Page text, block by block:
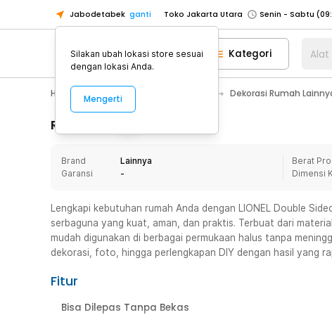
Jabodetabek ganti Toko Jakarta Utara
Toko Tangerang
Toko Cikupa
Pick n Go Jakarta Barat
Senin -
Pick n Go Bekasi
Senin - Jumat
Senin - Jumat
Senin - Sabtu
Senin - Sabtu
Toko Tangerang
Toko Cikupa
Pick n Go Jakarta Barat
Senin -
Senin - Jumat
Senin - Jumat
Kategori Alat
Home Appliance Dekorasi Rumah
Rincian Produk
Brand
Lainnya
Garansi
-
Berat
Dimensi
Lengkapi kebutuhan rumah Anda dengan LIONEL Double
serbaguna yang kuat, aman, dan praktis. Terbuat dari
mudah digunakan di berbagai permukaan halus tanpa
dekorasi, foto, hingga perlengkapan DIY dengan hasil yang
Fitur
Bisa Dilepas Tanpa Bekas
Silakan ubah lokasi store sesuai
dengan lokasi Anda.
Mengerti